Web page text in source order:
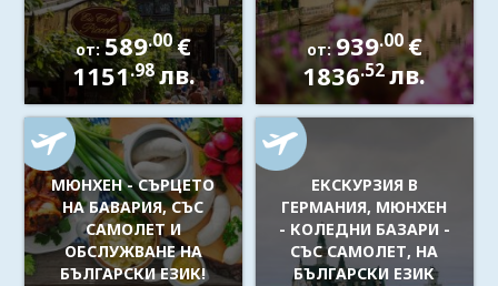
от:589.00€
1151.98лв.
от:939.00€
1836.52лв.
МЮНХЕН - СЪРЦЕТО
НА БАВАРИЯ, СЪС
САМОЛЕТ И
ОБСЛУЖВАНЕ НА
БЪЛГАРСКИ ЕЗИК!
ЕКСКУРЗИЯ В
ГЕРМАНИЯ, МЮНХЕН
- КОЛЕДНИ БАЗАРИ -
СЪС САМОЛЕТ, НА
БЪЛГАРСКИ ЕЗИК